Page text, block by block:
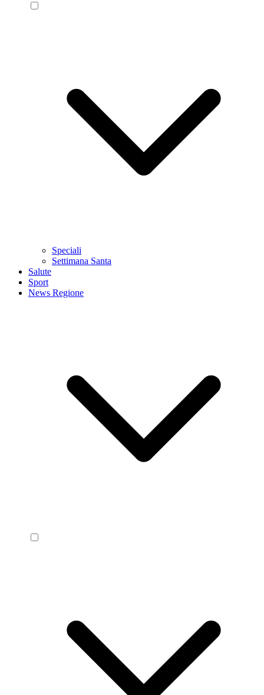
Speciali
Settimana Santa
Salute
Sport
News Regione